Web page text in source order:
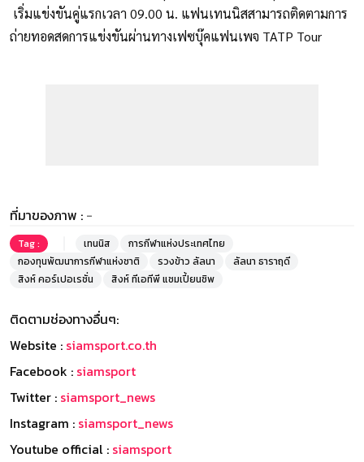
เริ่มแข่งขันคู่แรกเวลา 09.00 น. แฟนเทนนิสสามารถติดตามการ
ถ่ายทอดสดการแข่งขันผ่านทางเฟซบุ๊คแฟนเพจ TATP Tour
ที่มาของภาพ : -
Tag : เทนนิส
การกีฬาแห่งประเทศไทย
กองทุนพัฒนาการกีฬาแห่งชาติ
รวงข้าว ลัลนา
ลัลนา ธาราฤดี
สิงห์ คอร์เปอเรชั่น
สิงห์ ทีเอทีพี แชมเปี้ยนชิพ
ติดตามช่องทางอื่นๆ:
Website : siamsport.co.th
Facebook : siamsport
Twitter : siamsport_news
Instagram : siamsport_news
Youtube official : siamsport